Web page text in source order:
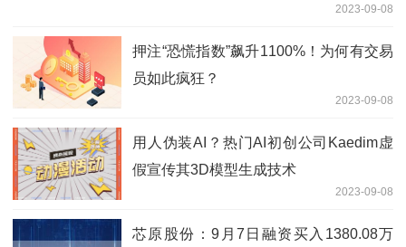
2023-09-08
押注“恐慌指数”飙升1100%！为何有交易
员如此疯狂？
2023-09-08
用人伪装AI？热门AI初创公司Kaedim虚
假宣传其3D模型生成技术
2023-09-08
芯原股份：9月7日融资买入1380.08万